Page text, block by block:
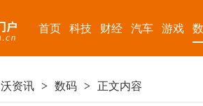
首页 科技 财经 汽车 游戏
沃资讯 > 数码 > 正文内容